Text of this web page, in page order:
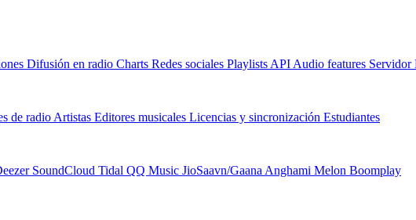
Difusión en radio Charts Redes sociales Playlists API Audio features Servidor
de radio Artistas Editores musicales Licencias y sincronización Estudiantes
SoundCloud Tidal QQ Music JioSaavn/Gaana Anghami Melon Boomplay